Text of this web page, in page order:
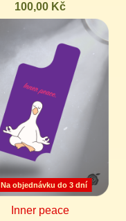
100,00 Kč
Na objednávku do 3 dní
Inner peace